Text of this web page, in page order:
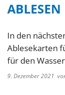
ABLESEN
In den
Ablesekarten
für den
9. Dezember 2021